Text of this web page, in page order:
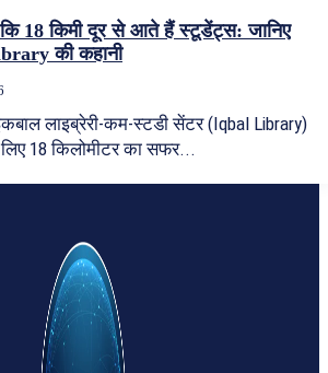
कि 18 किमी दूर से आते हैं स्टूडेंट्स: जानिए
की कहानी
लाइब्रेरी-कम-स्टडी सेंटर (Iqbal Library)
18 किलोमीटर का सफर...